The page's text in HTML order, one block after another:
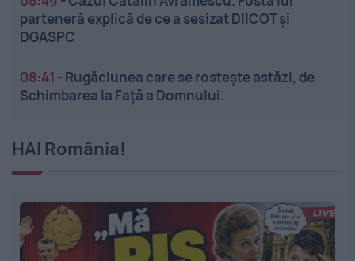
parteneră explică de ce a sesizat DIICOT și
DGASPC
08:41 - Rugăciunea care se rostește astăzi, de
Schimbarea la Față a Domnului.
HAI România!